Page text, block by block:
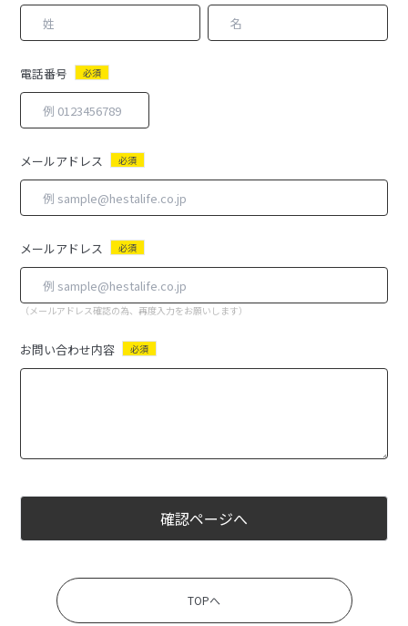
電話番号 必須
メールアドレス 必須
メールアドレス 必須
（メールアドレス確認の為、再度入力をお願いします）
お問い合わせ内容 必須
確認ページへ
TOPへ